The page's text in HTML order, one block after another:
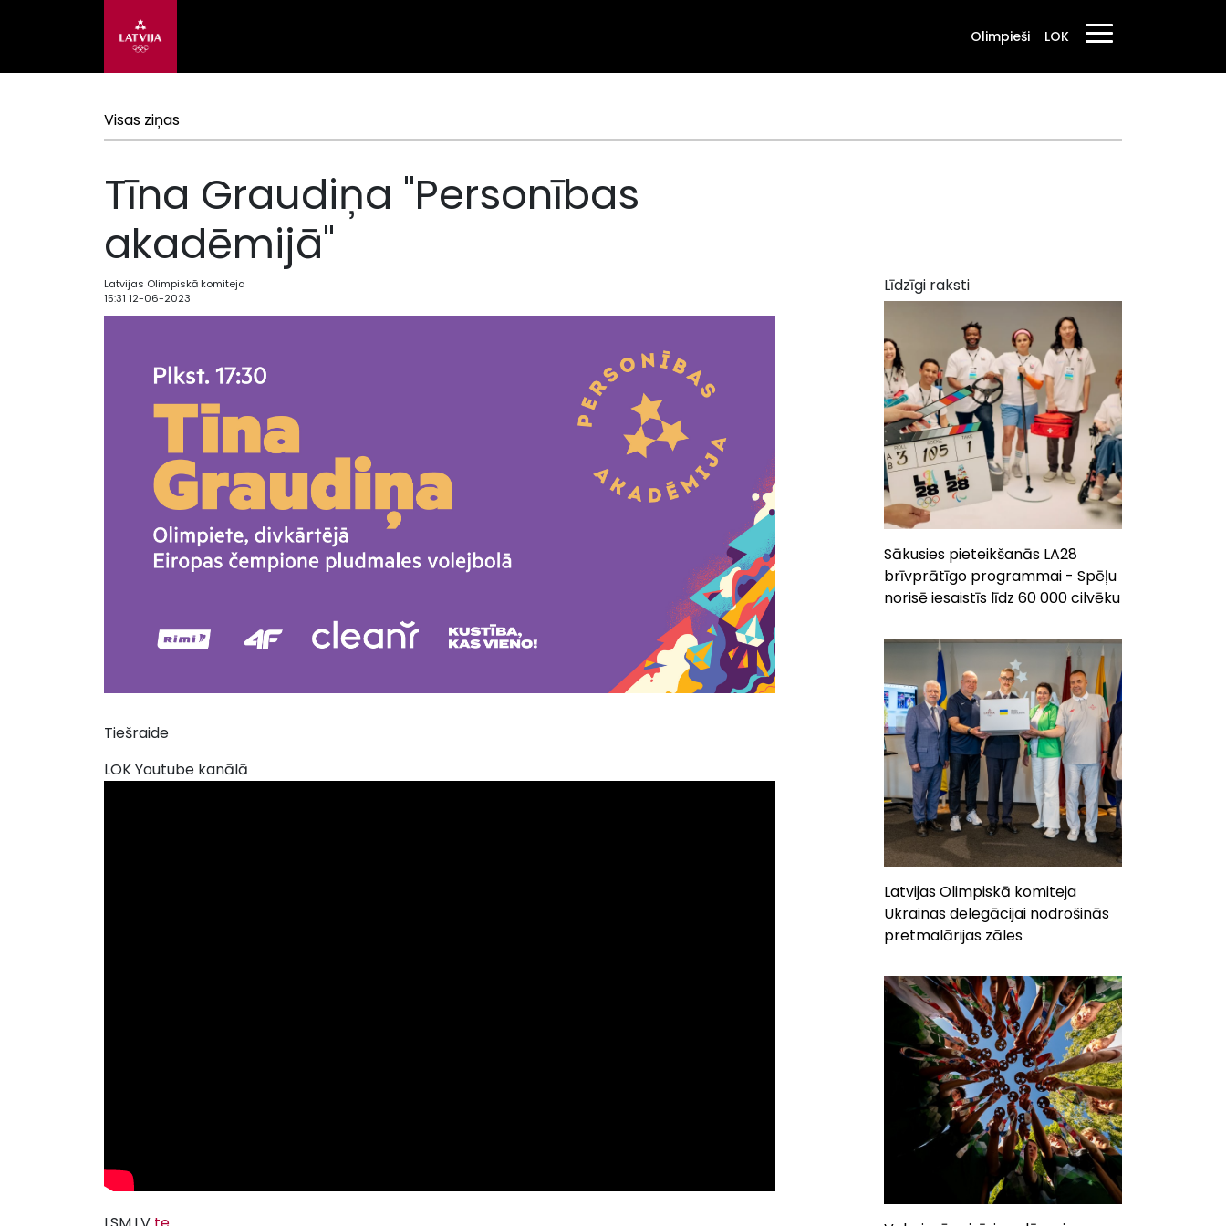
Olimpieši LOK
Visas ziņas
Tīna Graudiņa "Personības
akadēmijā"
Latvijas Olimpiskā komiteja
15:31 12-06-2023
Tiešraide
LOK Youtube kanālā
Līdzīgi raksti
Sākusies pieteikšanās LA28
brīvprātīgo programmai - Spēļu
norisē iesaistīs līdz 60 000 cilvēku
Latvijas Olimpiskā komiteja
Ukrainas delegācijai nodrošinās
pretmalārijas zāles